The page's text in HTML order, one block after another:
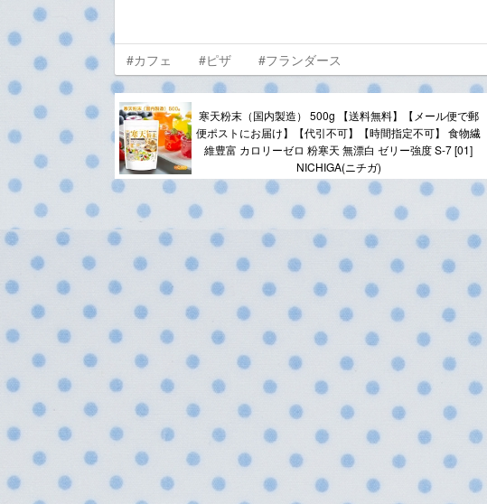
#カフェ #ピザ #フランダース
寒天粉末（国内製造） 500g 【送料無料】【メール便で郵
便ポストにお届け】【代引不可】【時間指定不可】 食物繊
維豊富 カロリーゼロ 粉寒天 無漂白 ゼリー強度 S-7 [01]
NICHIGA(ニチガ)